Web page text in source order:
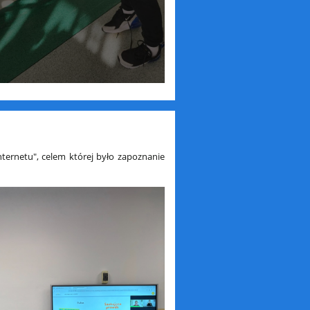
celem której było zapoznanie